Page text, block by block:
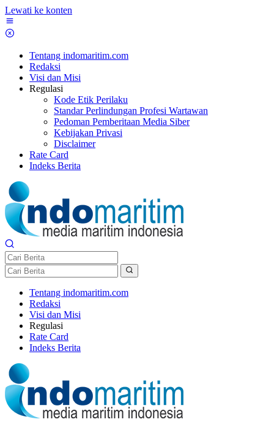
Lewati ke konten
Tentang indomaritim.com
Redaksi
Visi dan Misi
Regulasi
Kode Etik Perilaku
Standar Perlindungan Profesi Wartawan
Pedoman Pemberitaan Media Siber
Kebijakan Privasi
Disclaimer
Rate Card
Indeks Berita
Tentang indomaritim.com
Redaksi
Visi dan Misi
Regulasi
Rate Card
Indeks Berita